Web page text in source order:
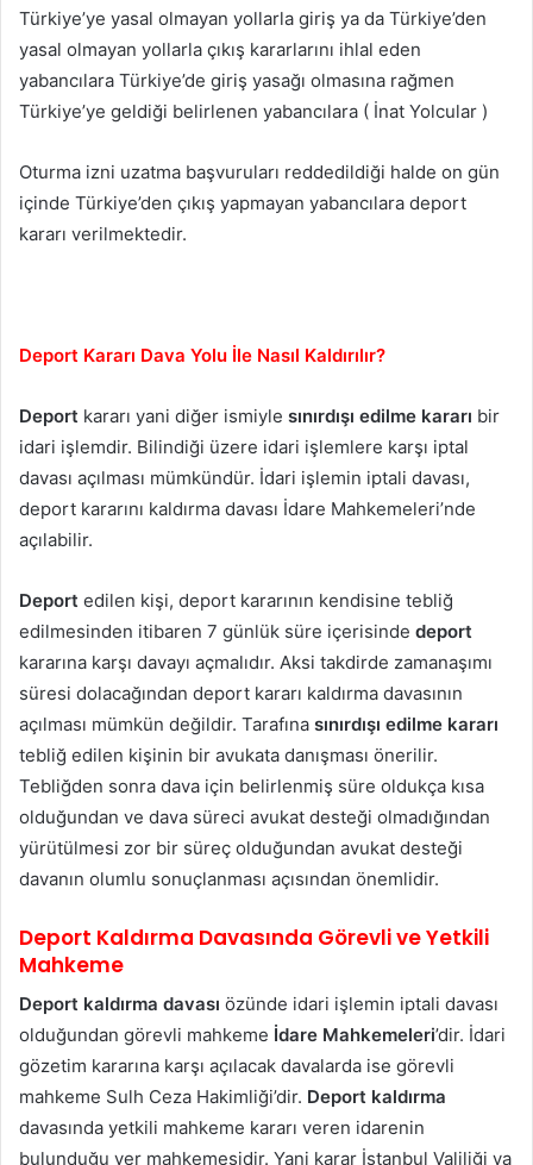
Türkiye’ye yasal olmayan yollarla giriş ya da Türkiye’den
yasal olmayan yollarla çıkış kararlarını ihlal eden
yabancılara Türkiye’de giriş yasağı olmasına rağmen
Türkiye’ye geldiği belirlenen yabancılara ( İnat Yolcular )
Oturma izni uzatma başvuruları reddedildiği halde on gün
içinde Türkiye’den çıkış yapmayan yabancılara deport
kararı verilmektedir.
Deport Kararı Dava Yolu İle Nasıl Kaldırılır?
Deport kararı yani diğer ismiyle sınırdışı edilme kararı bir
idari işlemdir. Bilindiği üzere idari işlemlere karşı iptal
davası açılması mümkündür. İdari işlemin iptali davası,
deport kararını kaldırma davası İdare Mahkemeleri’nde
açılabilir.
Deport edilen kişi, deport kararının kendisine tebliğ
edilmesinden itibaren 7 günlük süre içerisinde deport
kararına karşı davayı açmalıdır. Aksi takdirde zamanaşımı
süresi dolacağından deport kararı kaldırma davasının
açılması mümkün değildir. Tarafına sınırdışı edilme kararı
tebliğ edilen kişinin bir avukata danışması önerilir.
Tebliğden sonra dava için belirlenmiş süre oldukça kısa
olduğundan ve dava süreci avukat desteği olmadığından
yürütülmesi zor bir süreç olduğundan avukat desteği
davanın olumlu sonuçlanması açısından önemlidir.
Deport Kaldırma Davasında Görevli ve Yetkili
Mahkeme
Deport kaldırma davası özünde idari işlemin iptali davası
olduğundan görevli mahkeme İdare Mahkemeleri’dir. İdari
gözetim kararına karşı açılacak davalarda ise görevli
mahkeme Sulh Ceza Hakimliği’dir. Deport kaldırma
davasında yetkili mahkeme kararı veren idarenin
bulunduğu yer mahkemesidir. Yani karar İstanbul Valiliği ya